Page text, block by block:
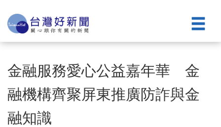
金融服務愛心公益嘉年華 金
融機構齊聚屏東推廣防詐與金
融知識